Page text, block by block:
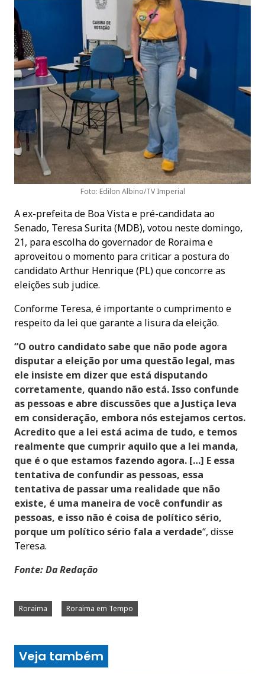
Foto: Edilon Albino/TV Imperial
A ex-prefeita de Boa Vista e pré-candidata ao
Senado, Teresa Surita (MDB), votou neste domingo,
21, para escolha do governador de Roraima e
aproveitou o momento para criticar a postura do
candidato Arthur Henrique (PL) que concorre as
eleições sub judice.
Conforme Teresa, é importante o cumprimento e
respeito da lei que garante a lisura da eleição.
“O outro candidato sabe que não pode agora
disputar a eleição por uma questão legal, mas
ele insiste em dizer que está disputando
corretamente, quando não está. Isso confunde
as pessoas e abre discussões que a Justiça leva
em consideração, embora nós estejamos certos.
Acredito que a lei está acima de tudo, e temos
realmente que cumprir aquilo que a lei manda,
que é o que estamos fazendo agora. […] E essa
tentativa de confundir as pessoas, essa
tentativa de passar uma realidade que não
existe, é uma maneira de você confundir as
pessoas, e isso não é coisa de político sério,
porque um político sério fala a verdade“, disse
Teresa.
Fonte: Da Redação
Roraima Roraima em Tempo
Veja também